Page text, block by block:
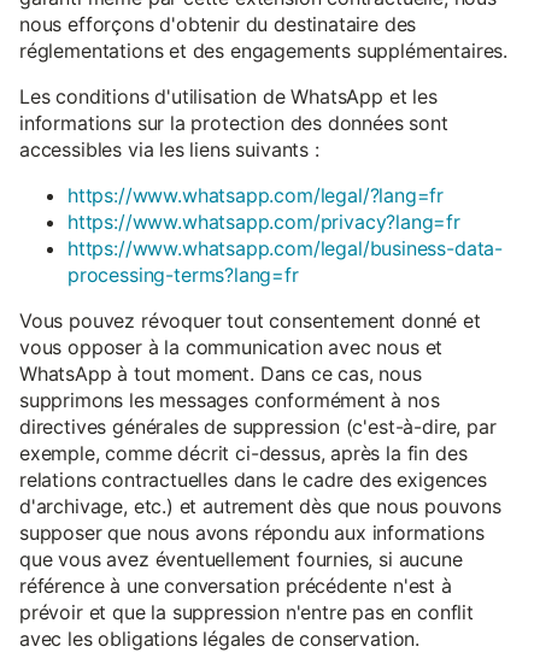
nous efforçons d'obtenir du destinataire des
réglementations et des engagements supplémentaires.
Les conditions d'utilisation de WhatsApp et les
informations sur la protection des données sont
accessibles via les liens suivants :
https://www.whatsapp.com/legal/?lang=fr
https://www.whatsapp.com/privacy?lang=fr
https://www.whatsapp.com/legal/business-data-
processing-terms?lang=fr
Vous pouvez révoquer tout consentement donné et
vous opposer à la communication avec nous et
WhatsApp à tout moment. Dans ce cas, nous
supprimons les messages conformément à nos
directives générales de suppression (c'est-à-dire, par
exemple, comme décrit ci-dessus, après la fin des
relations contractuelles dans le cadre des exigences
d'archivage, etc.) et autrement dès que nous pouvons
supposer que nous avons répondu aux informations
que vous avez éventuellement fournies, si aucune
référence à une conversation précédente n'est à
prévoir et que la suppression n'entre pas en conflit
avec les obligations légales de conservation.